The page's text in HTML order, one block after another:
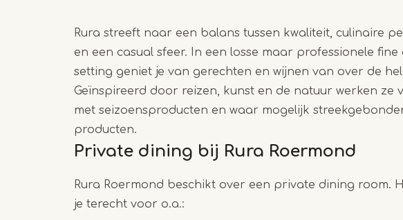
of
5
Rura streeft naar een balans tussen kwaliteit, culinaire
en een casual sfeer. In een losse maar professionele fine
setting geniet je van gerechten en wijnen van over de
Geïnspireerd door reizen, kunst en de natuur werken ze
met seizoensproducten en waar mogelijk
producten.
Private dining bij Rura Roermond
Rura Roermond beschikt over een private dining room.
je terecht voor o.a.: